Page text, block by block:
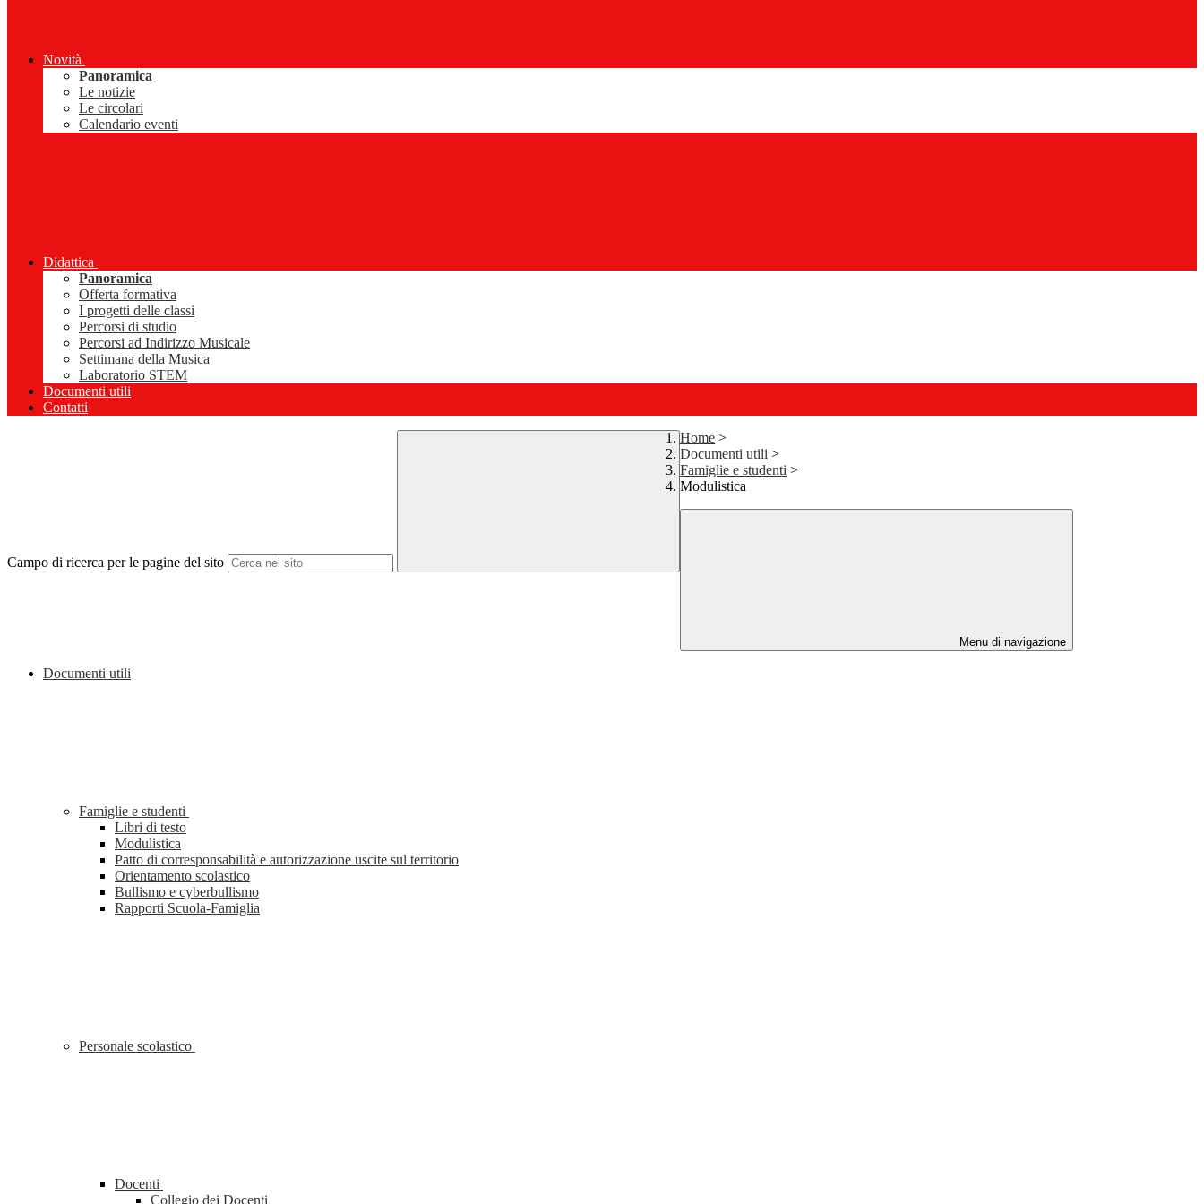
Novità
Panoramica
Le notizie
Le circolari
Calendario eventi
Didattica
Panoramica
Offerta formativa
I progetti delle classi
Percorsi di studio
Percorsi ad Indirizzo Musicale
Settimana della Musica
Laboratorio STEM
Documenti utili
Contatti
Campo di ricerca per le pagine del sito
Home >
Documenti utili >
Famiglie e studenti >
Modulistica
Menu di navigazione
Documenti utili
Famiglie e studenti
Libri di testo
Modulistica
Patto di corresponsabilità e autorizzazione uscite sul territorio
Orientamento scolastico
Bullismo e cyberbullismo
Rapporti Scuola-Famiglia
Personale scolastico
Docenti
Collegio dei Docenti